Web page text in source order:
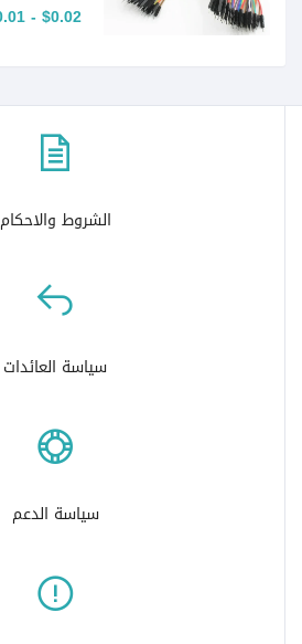
$0.02 - $0.01
الشروط والاحكام
سياسة العائدات
سياسة الدعم